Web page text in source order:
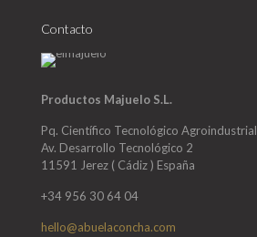
Contacto
Productos Majuelo S.L.
Pq. Científico Tecnológico Agroindustrial
Av. Desarrollo Tecnológico 2
11591 Jerez ( Cádiz ) España
+34 956 30 64 04
hello@abuelaconcha.com